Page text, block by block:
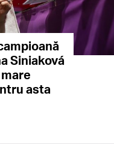
Siniaková
asta